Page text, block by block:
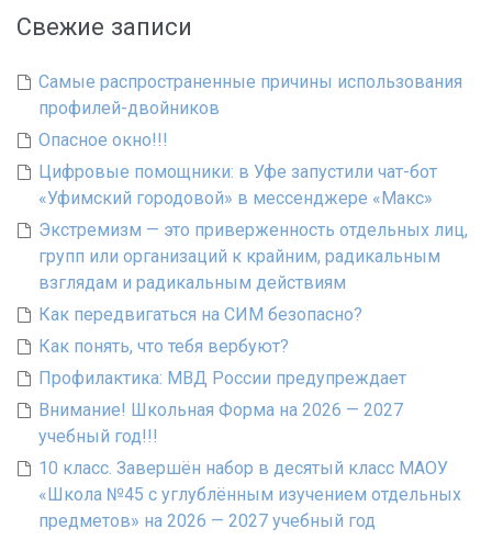
Свежие записи
Самые распространенные причины использования
профилей-двойников
Опасное окно!!!
Цифровые помощники: в Уфе запустили чат-бот
«Уфимский городовой» в мессенджере «Макс»
Экстремизм — это приверженность отдельных лиц,
групп или организаций к крайним, радикальным
взглядам и радикальным действиям
Как передвигаться на СИМ безопасно?
Как понять, что тебя вербуют?
Профилактика: МВД России предупреждает
Внимание! Школьная Форма на 2026 — 2027
учебный год!!!
10 класс. Завершён набор в десятый класс МАОУ
«Школа №45 с углублённым изучением отдельных
предметов» на 2026 — 2027 учебный год